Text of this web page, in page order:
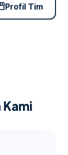
Profil Tim
Kami